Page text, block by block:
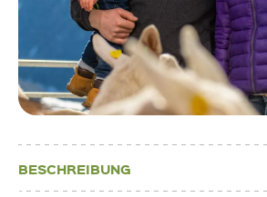
BESCHREIBUNG